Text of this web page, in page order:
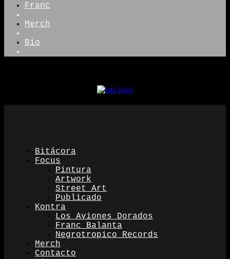
Franc
Merch
Bio
Bitácora
Focus
Pintura
Artwork
Street Art
Publicado
Kontra
Los Aviones Dorados
Franc Balanta
Negrotropico Records
Merch
Contacto